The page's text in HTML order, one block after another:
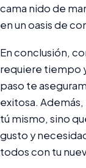
cama nido de
en un oasis de
En conclusión,
requiere tiempo
paso te
exitosa.
tú mismo, sino
gusto y
todos con tu